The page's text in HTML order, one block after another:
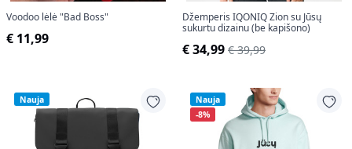
Voodoo lėlė "Bad Boss"
€ 11,99
Džemperis IQONIQ Zion su Jūsų
sukurtu dizainu (be kapišono)
€ 34,99 € 39,99
Nauja
Nauja
-8%